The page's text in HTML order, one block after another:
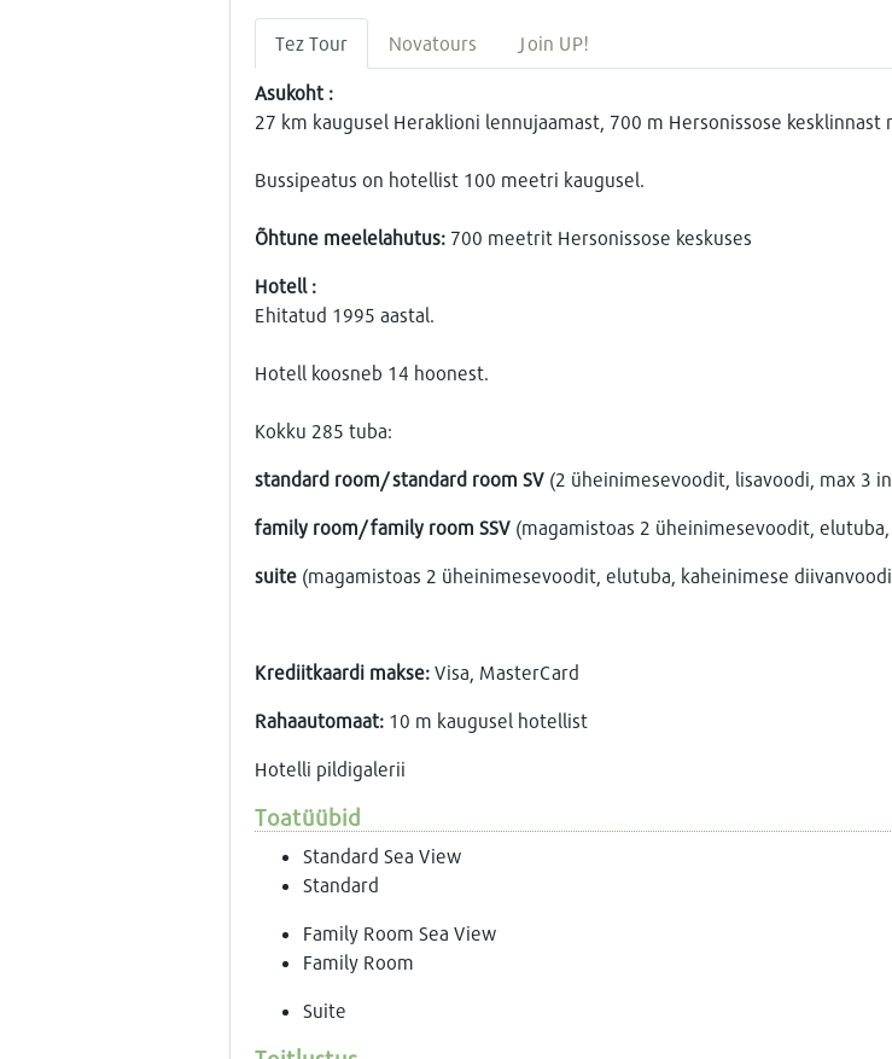
Tez Tour Novatours Join UP!
Asukoht :
27 km kaugusel Heraklioni lennujaamast, 700 m Hersonissose kesklinnast
Bussipeatus on hotellist 100 meetri kaugusel.
Õhtune meelelahutus:700 meetrit Hersonissose keskuses
Hotell :
Ehitatud 1995 aastal.
Hotell koosneb 14 hoonest.
Kokku 285 tuba:
standard room/ standard room SV (2 üheinimesevoodit, lisavoodi, max 3
family room/ family room SSV(magamistoas 2 üheinimesevoodit,
suite (magamistoas 2 üheinimesevoodit, elutuba, kaheinimese
Krediitkaardi makse:Visa, MasterCard
Rahaautomaat:10 m kaugusel hotellist
Hotelli pildigalerii
Toatüübid
Standard Sea View
Standard
Family Room Sea View
Family Room
Suite